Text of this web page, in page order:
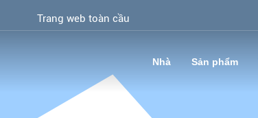
Trang web toàn cầu
Nhà Sản phẩm